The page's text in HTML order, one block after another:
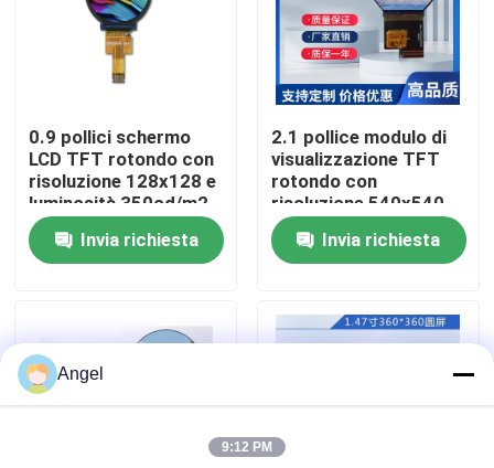
Manifestazione di VR
Giro della fabbrica
Controllo di qualità
Richieda una citazione
Esposizione LCD di TFT
0.9 pollici schermo
LCD TFT rotondo con
risoluzione 128x128 e
luminosità 350cd/m2
ST7735 Driver
Invia richiesta
2.1 pollice modulo di
visualizzazione TFT
rotondo con
risoluzione 540x540,
luminosità 350c/d e
interfaccia MIPI
Invia richiesta
Angel
9:12 PM